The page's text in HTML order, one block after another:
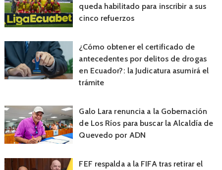
queda habilitado para inscribir a sus
cinco refuerzos
¿Cómo obtener el certificado de
antecedentes por delitos de drogas
en Ecuador?: la Judicatura asumirá el
trámite
Galo Lara renuncia a la Gobernación
de Los Ríos para buscar la Alcaldía de
Quevedo por ADN
FEF respalda a la FIFA tras retirar el